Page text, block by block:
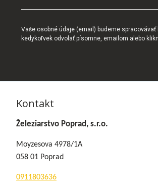
Vaše osobné údaje (email) budeme
kedykoľvek odvolať písomne, emailom alebo
Kontakt
Železiarstvo Poprad, s.r.o.
Moyzesova 4978/1A
058 01 Poprad
0911803636